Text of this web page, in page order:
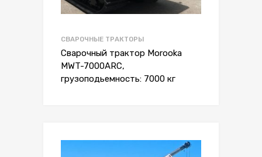
СВАРОЧНЫЕ ТРАКТОРЫ
Сварочный трактор Morooka
MWT-7000ARC,
грузоподьемность: 7000 кг